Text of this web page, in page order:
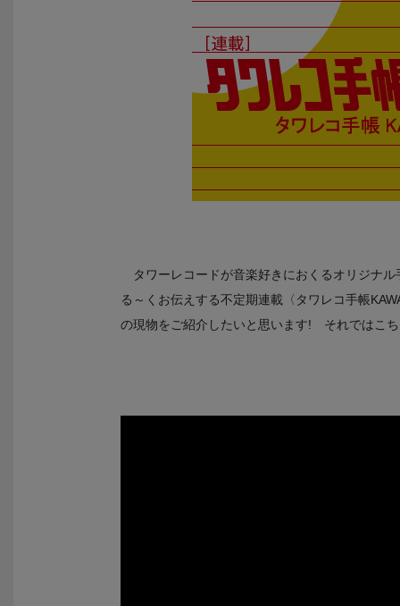
タワーレコードが音楽好きにおくるオリジナ
る～くお伝えする不定期連載〈タワレコ手帳
の現物をご紹介したいと思います! それではこ